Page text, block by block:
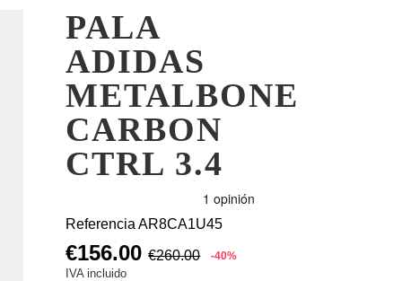
PALA
ADIDAS
METALBONE
CARBON
CTRL 3.4
Referencia AR8CA1U45
€156.00 €260.00 -40%
IVA incluido